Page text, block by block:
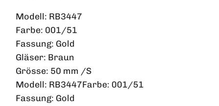
Modell: RB3447
Farbe: 001/51
Fassung: Gold
Gläser: Braun
Grösse: 50 mm /S
Modell: RB3447Farbe: 001/51
Fassung: Gold